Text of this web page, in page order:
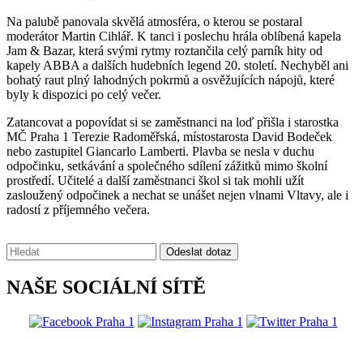
Na palubě panovala skvělá atmosféra, o kterou se postaral
moderátor Martin Cihlář. K tanci i poslechu hrála oblíbená kapela
Jam & Bazar, která svými rytmy roztančila celý parník hity od
kapely ABBA a dalších hudebních legend 20. století. Nechyběl ani
bohatý raut plný lahodných pokrmů a osvěžujících nápojů, které
byly k dispozici po celý večer.
Zatancovat a popovídat si se zaměstnanci na loď přišla i starostka
MČ Praha 1 Terezie Radoměřská, místostarosta David Bodeček
nebo zastupitel Giancarlo Lamberti. Plavba se nesla v duchu
odpočinku, setkávání a společného sdílení zážitků mimo školní
prostředí. Učitelé a další zaměstnanci škol si tak mohli užít
zasloužený odpočinek a nechat se unášet nejen vlnami Vltavy, ale i
radostí z příjemného večera.
Vyhledávání: Odeslat dotaz
NAŠE SOCIÁLNÍ SÍTĚ